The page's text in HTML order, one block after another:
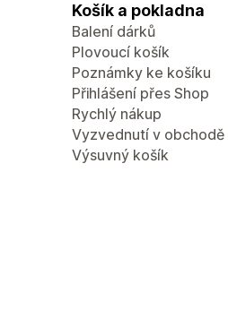
Košík a pokladna
Balení dárků
Plovoucí košík
Poznámky ke košíku
Přihlášení přes Shop
Rychlý nákup
Vyzvednutí v obchodě
Výsuvný košík